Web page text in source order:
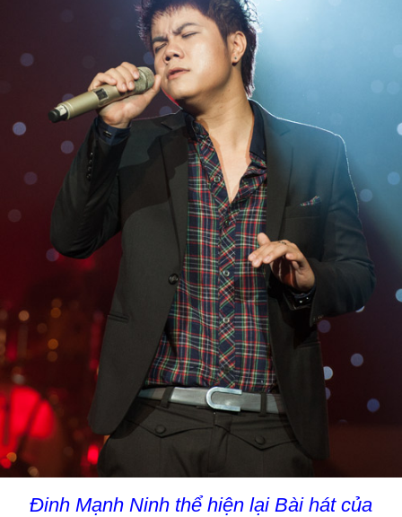
Đinh Mạnh Ninh thể hiện lại Bài hát của